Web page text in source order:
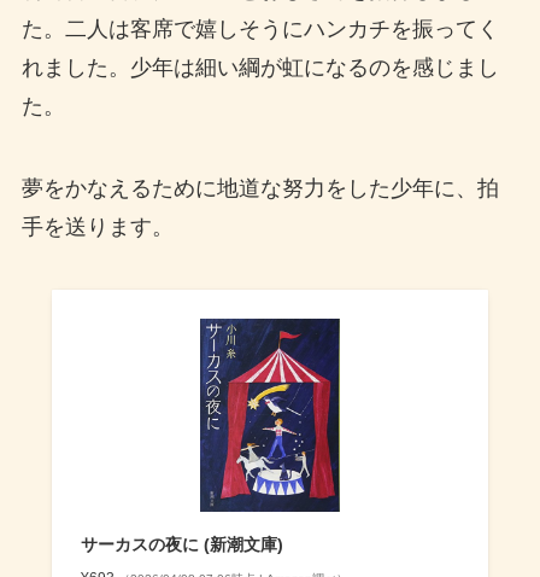
た。二人は客席で嬉しそうにハンカチを振ってく
れました。少年は細い綱が虹になるのを感じまし
た。
夢をかなえるために地道な努力をした少年に、拍
手を送ります。
サーカスの夜に (新潮文庫)